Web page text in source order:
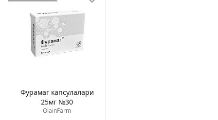
Фурамаг капсулалари
25мг №30
OlainFarm